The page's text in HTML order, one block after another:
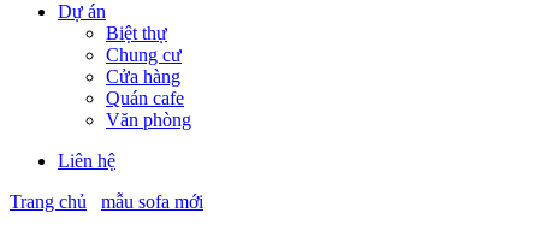
Dự án
Biệt thự
Chung cư
Cửa hàng
Quán cafe
Văn phòng
Liên hệ
Trang chủ
mẫu sofa mới